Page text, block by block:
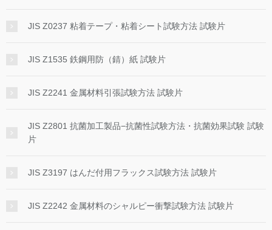
JIS Z0237 粘着テープ・粘着シート試験方法 試験片
JIS Z1535 鉄鋼用防（錆）紙 試験片
JIS Z2241 金属材料引張試験方法 試験片
JIS Z2801 抗菌加工製品−抗菌性試験方法・抗菌効果試験 試験
片
JIS Z3197 はんだ付用フラックス試験方法 試験片
JIS Z2242 金属材料のシャルピー衝撃試験方法 試験片